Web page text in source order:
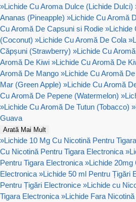
»Lichide Cu Aroma Dulce (Lichide Dulci)
Ananas (Pineapple) »Lichide Cu Aromă
Cu Aromă De Capsuni si Rodie »Lichide
(Coconut) »Lichide Cu Aromă De Cola »
Căpșuni (Strawberry) »Lichide Cu
Aromă De Kiwi »Lichide Cu Aromă De
Aromă De Mango »Lichide Cu Aromă
Mar (Green Apple) »Lichide Cu Aromă
Cu Aromă De Pepene (Watermelon) »
»Lichide Cu Aromă De Tutun (Tobacco) »
Guava
Arată Mai Mult
»Lichide 10 Mg Cu Nicotină Pentru
Cu Nicotină Pentru Tigara Electronica »
Pentru Tigara Electronica »Lichide 20mg
Electronica »Lichide 50 ml Pentru Țigări
Pentru Țigări Electronice »Lichide cu
Tigara Electronica »Lichide Fara